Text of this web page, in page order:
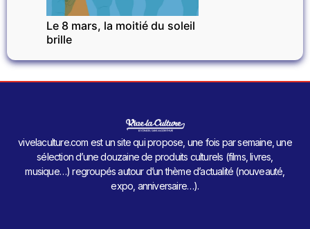
Le 8 mars, la moitié du soleil
brille
vivelaculture.com est un site qui propose, une fois par semaine, une
sélection d’une douzaine de produits culturels (films, livres,
musique…) regroupés autour d’un thème d’actualité (nouveauté,
expo, anniversaire…).